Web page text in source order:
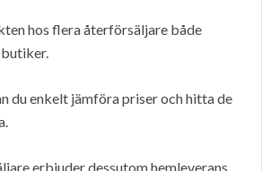
hos flera återförsäljare både
du enkelt jämföra priser och hitta de
erbjuder dessutom hemleverans,